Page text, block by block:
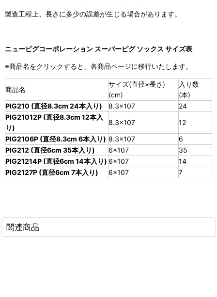
製造工程上、長さに多少の誤差が生じる場合があります。
ニューピグコーポレーション スーパーピグ ソックス サイズ表
※商品名をクリックすると、各商品ページに移行いたします。
商品名
サイズ(直径×長さ)
(cm)
入り数
(本)
PIG210 (直径8.3cm 24本入り)
8.3×107
24
PIG21012P (直径8.3cm 12本入
り)
8.3×107
12
PIG2106P (直径8.3cm 6本入り) 8.3×107
6
PIG212 (直径6cm 35本入り)
6×107
35
PIG21214P (直径6cm 14本入り) 6×107
14
PIG2127P (直径6cm 7本入り)
6×107 7
関連商品